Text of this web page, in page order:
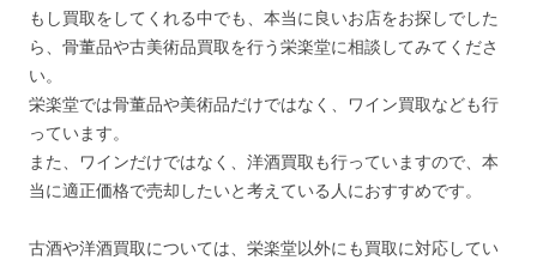
もし買取をしてくれる中でも、本当に良いお店をお探しでした
ら、骨董品や古美術品買取を行う栄楽堂に相談してみてくださ
い。
栄楽堂では骨董品や美術品だけではなく、ワイン買取なども行
っています。
また、ワインだけではなく、洋酒買取も行っていますので、本
当に適正価格で売却したいと考えている人におすすめです。
古酒や洋酒買取については、栄楽堂以外にも買取に対応してい